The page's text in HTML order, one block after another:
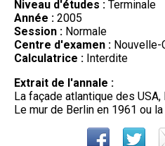
Niveau d'études : Terminale
Année : 2005
Session : Normale
Centre d'examen : Nouvelle-
Calculatrice : Interdite
Extrait de l'annale :
La façade atlantique des
Le mur de Berlin en 1961 ou